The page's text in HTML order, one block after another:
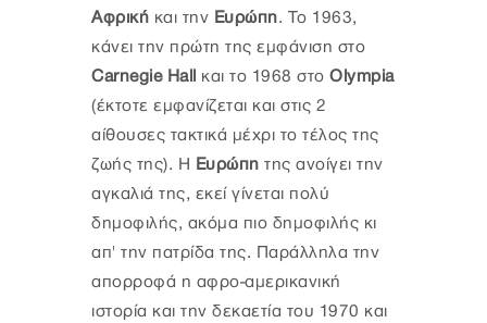
Αφρική και την Ευρώπη. Το 1963,
κάνει την πρώτη της εμφάνιση στο
Carnegie Hall
και το 1968 στο Olympia
(έκτοτε εμφανίζεται και στις 2
αίθουσες τακτικά μέχρι το τέλος της
ζωής της). Η Ευρώπη της ανοίγει την
αγκαλιά της, εκεί γίνεται πολύ
δημοφιλής, ακόμα πιο δημοφιλής κι
απ' την πατρίδα της. Παράλληλα την
απορροφά η αφρο-αμερικανική
ιστορία και την δεκαετία του 1970 και